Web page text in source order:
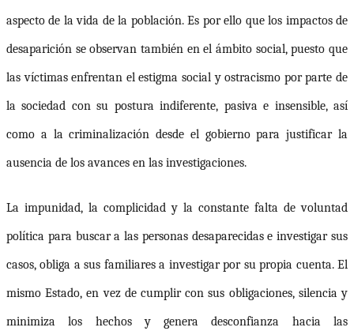
aspecto de la vida de la población. Es por ello que los impactos de
desaparición se observan también en el ámbito social, puesto que
las víctimas enfrentan el estigma social y ostracismo por parte de
la sociedad con su postura indiferente, pasiva e insensible, así
como a la criminalización desde el gobierno para justificar la
ausencia de los avances en las investigaciones.
La impunidad, la complicidad y la constante falta de voluntad
política para buscar a las personas desaparecidas e investigar sus
casos, obliga a sus familiares a investigar por su propia cuenta. El
mismo Estado, en vez de cumplir con sus obligaciones, silencia y
minimiza los hechos y genera desconfianza hacia las